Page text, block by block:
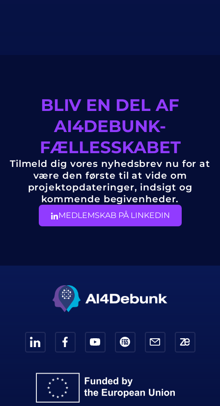
BLIV EN DEL AF
AI4DEBUNK-
FÆLLESSKABET
Tilmeld dig vores nyhedsbrev nu for at
være den første til at vide om
projektopdateringer, indsigt og
kommende begivenheder.
MEDLEMSKAB PÅ LINKEDIN